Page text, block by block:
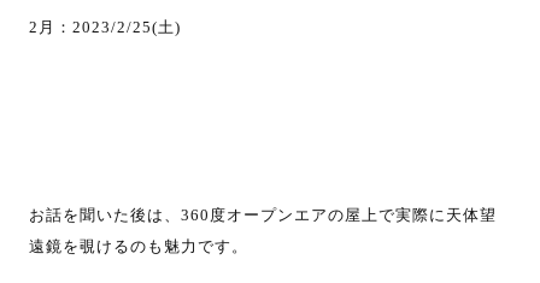
2月：2023/2/25(土)
お話を聞いた後は、360度オープンエアの屋上で実際に天体望
遠鏡を覗けるのも魅力です。